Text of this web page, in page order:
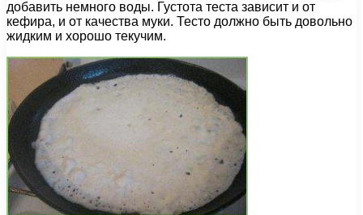
добавить немного воды. Густота теста зависит и от
кефира, и от качества муки. Тесто должно быть довольно
жидким и хорошо текучим.